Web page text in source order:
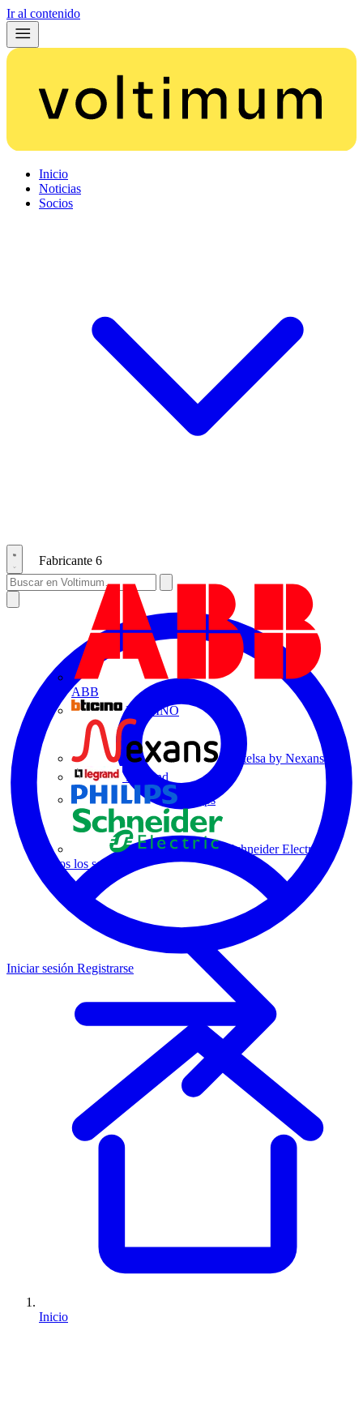
Ir al contenido
Inicio
Noticias
Socios
Fabricante 6
ABB
BTICINO
Centelsa by Nexans
Legrand
Philips
Schneider Electric
Todos los socios
Iniciar sesión Registrarse
Inicio